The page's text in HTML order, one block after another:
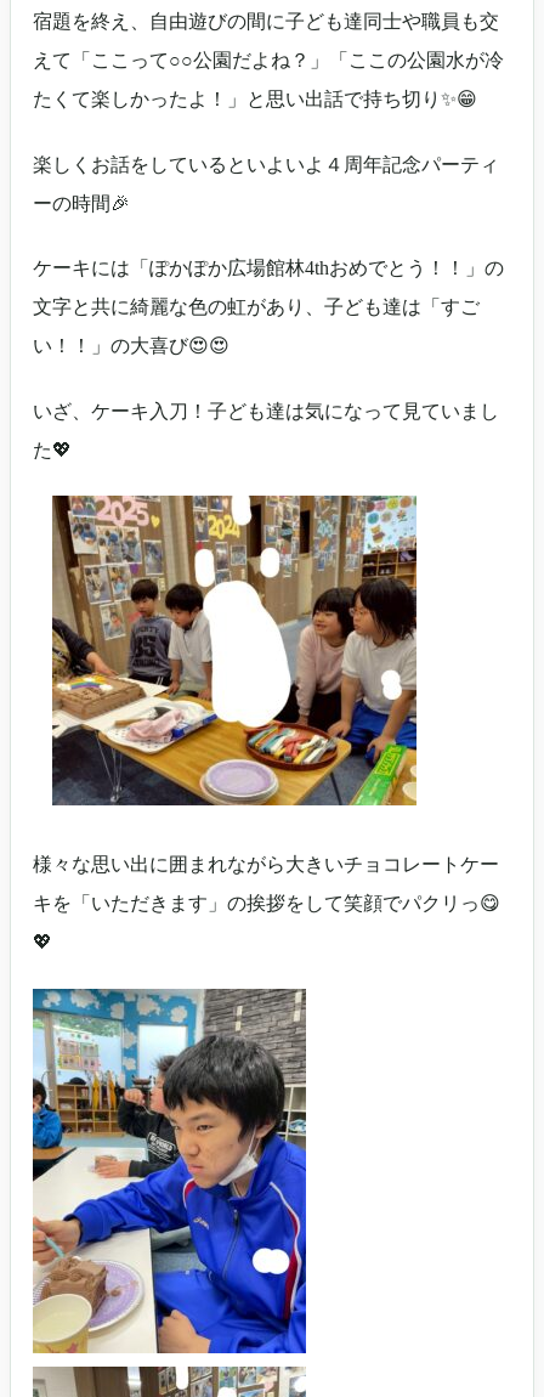
宿題を終え、自由遊びの間に子ども達同士や職員も交
えて「ここって○○公園だよね？」「ここの公園水が冷
たくて楽しかったよ！」と思い出話で持ち切り✨😁
楽しくお話をしているといよいよ４周年記念パーティ
ーの時間🎉
ケーキには「ぽかぽか広場館林4thおめでとう！！」の
文字と共に綺麗な色の虹があり、子ども達は「すご
い！！」の大喜び😍😍
いざ、ケーキ入刀！子ども達は気になって見ていまし
た💖
様々な思い出に囲まれながら大きいチョコレートケー
キを「いただきます」の挨拶をして笑顔でパクリっ😋
💖